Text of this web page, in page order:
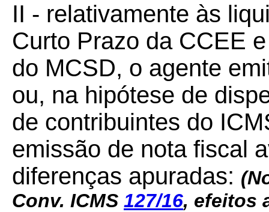
II - relativamente às
Curto Prazo da CCEE
do MCSD, o agente
ou, na hipótese de
de contribuintes do
emissão de nota fiscal
diferenças apuradas: (
Conv. ICMS 127/16, efeitos